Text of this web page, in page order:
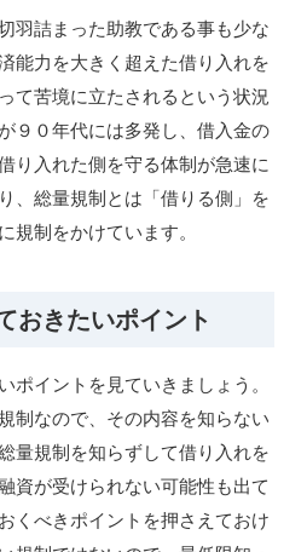
羽詰まった助教である事も少な
能力を大きく超えた借り入れを
て苦境に立たされるという状況
９０年代には多発し、借入金の
り入れた側を守る体制が急速に
、総量規制とは「借りる側」を
規制をかけています。
おきたいポイント
ポイントを見ていきましょう。
制なので、その内容を知らない
量規制を知らずして借り入れを
資が受けられない可能性も出て
くべきポイントを押さえておけ